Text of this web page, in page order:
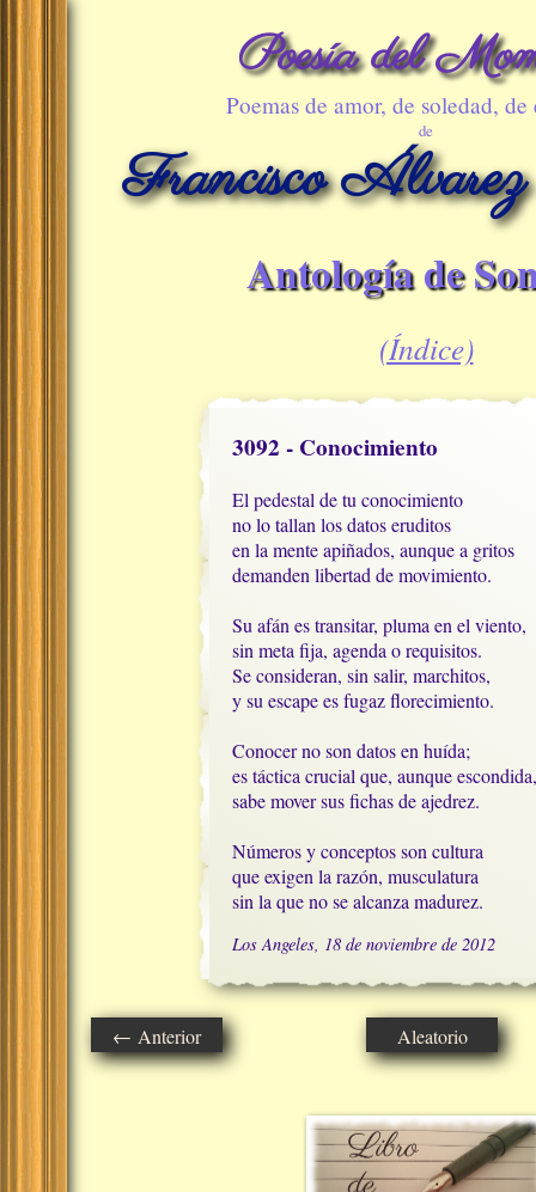
Poesía del
Poemas de amor, de soledad, de
de
Francisco
Antología de
(Índice)
3092 - Conocimiento
El pedestal de tu conocimiento
no lo tallan los datos eruditos
en la mente apiñados, aunque a gritos
demanden libertad de movimiento.
Su afán es transitar, pluma en el viento,
sin meta fija, agenda o requisitos.
Se consideran, sin salir, marchitos,
y su escape es fugaz florecimiento.
Conocer no son datos en huída;
es táctica crucial que, aunque
sabe mover sus fichas de ajedrez.
Números y conceptos son cultura
que exigen la razón, musculatura
sin la que no se alcanza madurez.
Los Angeles, 18 de noviembre de 2012
← Anterior Aleatorio